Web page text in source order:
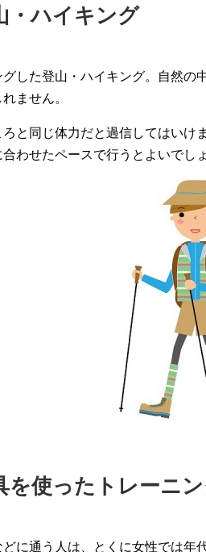
ハイキング
グした登山・ハイキング。自然
ません。
と同じ体力だと過信してはいけ
わせたペースで行うとよいでしょ
使ったトレーニ
に通う人は、とくに女性では年